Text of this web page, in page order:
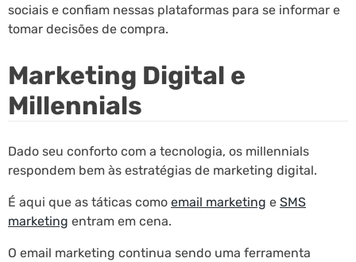
sociais e confiam nessas plataformas para se informar e
tomar decisões de compra.
Marketing Digital e
Millennials
Dado seu conforto com a tecnologia, os millennials
respondem bem às estratégias de marketing digital.
É aqui que as táticas como email marketing e SMS
marketing entram em cena.
O email marketing continua sendo uma ferramenta